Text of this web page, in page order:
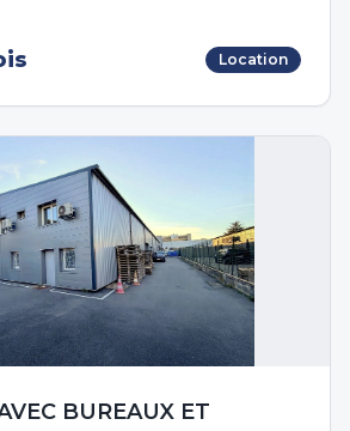
Location
BUREAUX ET